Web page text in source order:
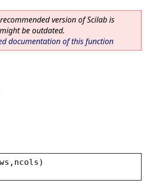
version of Scilab is
be outdated.
documentation of this function
, ncols )